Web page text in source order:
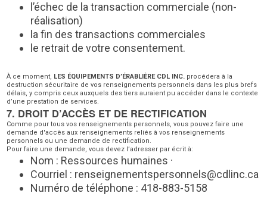
l’échec de la transaction commerciale (non-
réalisation)
la fin des transactions commerciales
le retrait de votre consentement.
À ce moment, LES ÉQUIPEMENTS D’ÉRABLIÈRE CDL INC. procédera à la
destruction sécuritaire de vos renseignements personnels dans les plus brefs
délais, y compris ceux auxquels des tiers auraient pu accéder dans le contexte
d’une prestation de services.
7. DROIT D’ACCÈS ET DE RECTIFICATION
Comme pour tous vos renseignements personnels, vous pouvez faire une
demande d'accès aux renseignements reliés à vos renseignements
personnels ou une demande de rectification.
Pour faire une demande, vous devez l’adresser par écrit à:
Nom : Ressources humaines ·
Courriel : renseignementspersonnels@cdlinc.ca
Numéro de téléphone : 418-883-5158